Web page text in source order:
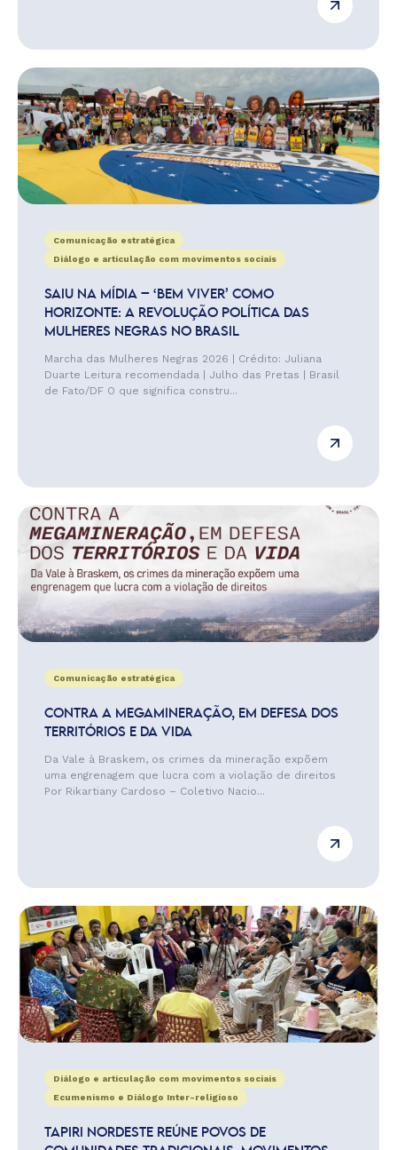
Comunicação estratégica
Diálogo e articulação com movimentos sociais
SAIU NA MÍDIA – ‘BEM VIVER’ COMO
HORIZONTE: A REVOLUÇÃO POLÍTICA DAS
MULHERES NEGRAS NO BRASIL
Marcha das Mulheres Negras 2026 | Crédito: Juliana
Duarte Leitura recomendada | Julho das Pretas | Brasil
de Fato/DF O que significa constru...
Comunicação estratégica
CONTRA A MEGAMINERAÇÃO, EM DEFESA DOS
TERRITÓRIOS E DA VIDA
Da Vale à Braskem, os crimes da mineração expõem
uma engrenagem que lucra com a violação de direitos
Por Rikartiany Cardoso – Coletivo Nacio...
Diálogo e articulação com movimentos sociais
Ecumenismo e Diálogo Inter-religioso
TAPIRI NORDESTE REÚNE POVOS DE